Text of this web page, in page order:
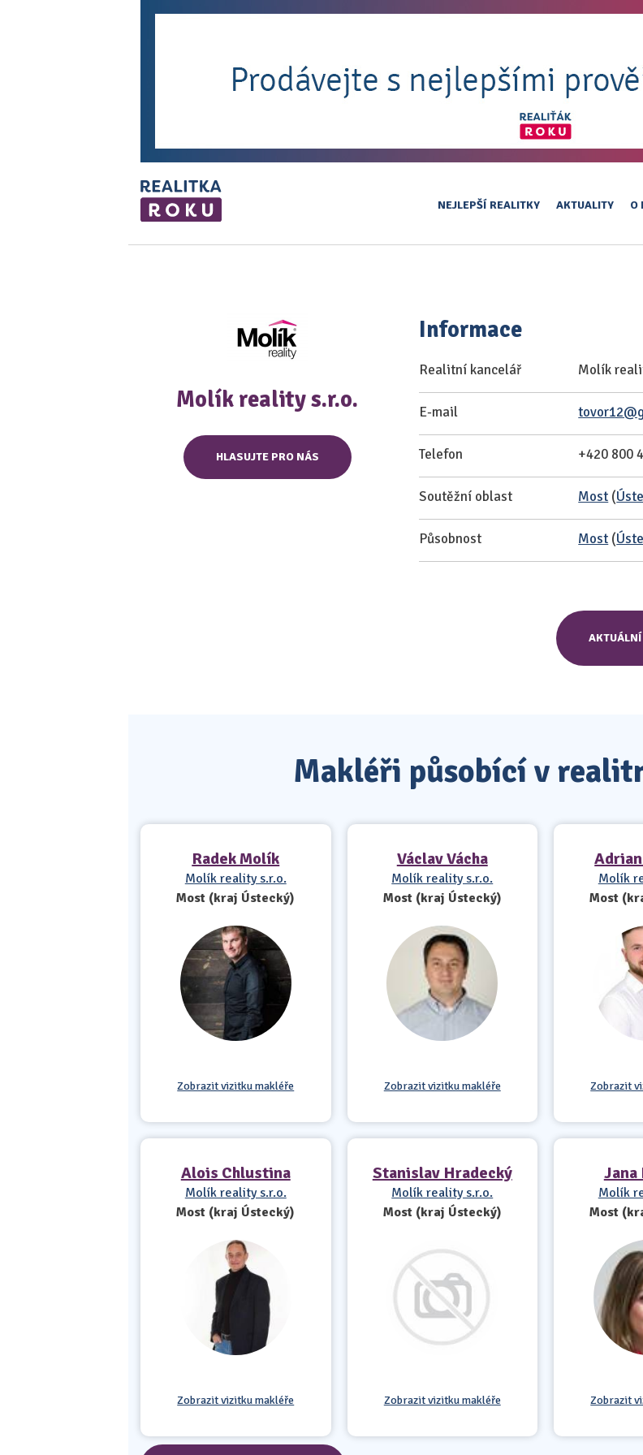
NEJLEPŠÍ REALITKY AKTUALITY O
Molík reality s.r.o.
HLASUJTE PRO NÁS
Informace
Realitní kancelář Molík
E-mail
Telefon +420 800
Soutěžní oblast Most (
Působnost Most (
Makléři působící v
Radek Molík
Molík reality s.r.o.
Most (kraj Ústecký)
Zobrazit vizitku makléře
Václav Vácha
Molík reality s.r.o.
Most (kraj Ústecký)
Zobrazit vizitku makléře
Molík
Most
Zobrazit
Alois Chlustina
Molík reality s.r.o.
Most (kraj Ústecký)
Zobrazit vizitku makléře
Stanislav Hradecký
Molík reality s.r.o.
Most (kraj Ústecký)
Zobrazit vizitku makléře
Jana
Molík
Most
Zobrazit